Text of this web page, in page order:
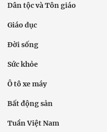
Dân tộc và Tôn giáo
Giáo dục
Đời sống
Sức khỏe
Ô tô xe máy
Bất động sản
Tuần Việt Nam